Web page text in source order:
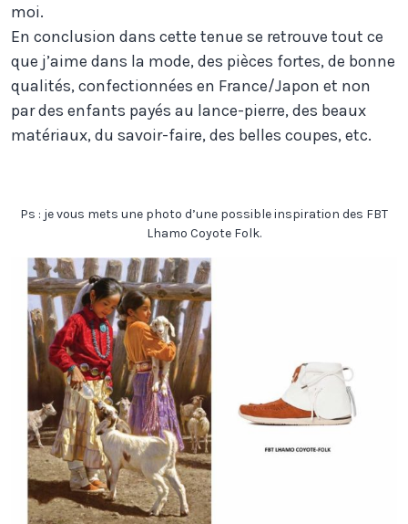
moi.
En conclusion dans cette tenue se retrouve tout ce
que j’aime dans la mode, des pièces fortes, de bonne
qualités, confectionnées en France/Japon et non
par des enfants payés au lance-pierre, des beaux
matériaux, du savoir-faire, des belles coupes, etc.
Ps : je vous mets une photo d’une possible inspiration des FBT
Lhamo Coyote Folk.